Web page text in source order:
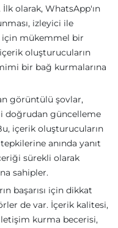
olarak, WhatsApp'ın
izleyici ile
için mükemmel bir
oluşturucuların
bir bağ kurmalarına
görüntülü şovlar,
doğrudan güncelleme
içerik oluşturucuların
anında yanıt
sürekli olarak
sahipler.
başarısı için dikkat
de var. İçerik kalitesi,
kurma becerisi,